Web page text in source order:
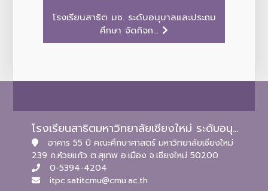
โรงเรียนสาธิต มช. ระดับอนุบาลและประถม
ศึกษา จัดกิจก...
โรงเรียนสาธิตมหาวิทยาลัยเชียงใหม่ ระดับอนุบาลและประถมศึกษา
อาคาร 55 ปี คณะศึกษาศาสตร์ มหาวิทยาลัยเชียงใหม่
239 ถ.ห้วยแก้ว ต.สุเทพ อ.เมือง จ.เชียงใหม่ 50200
0-5394-4204
itpc.satitcmu@cmu.ac.th